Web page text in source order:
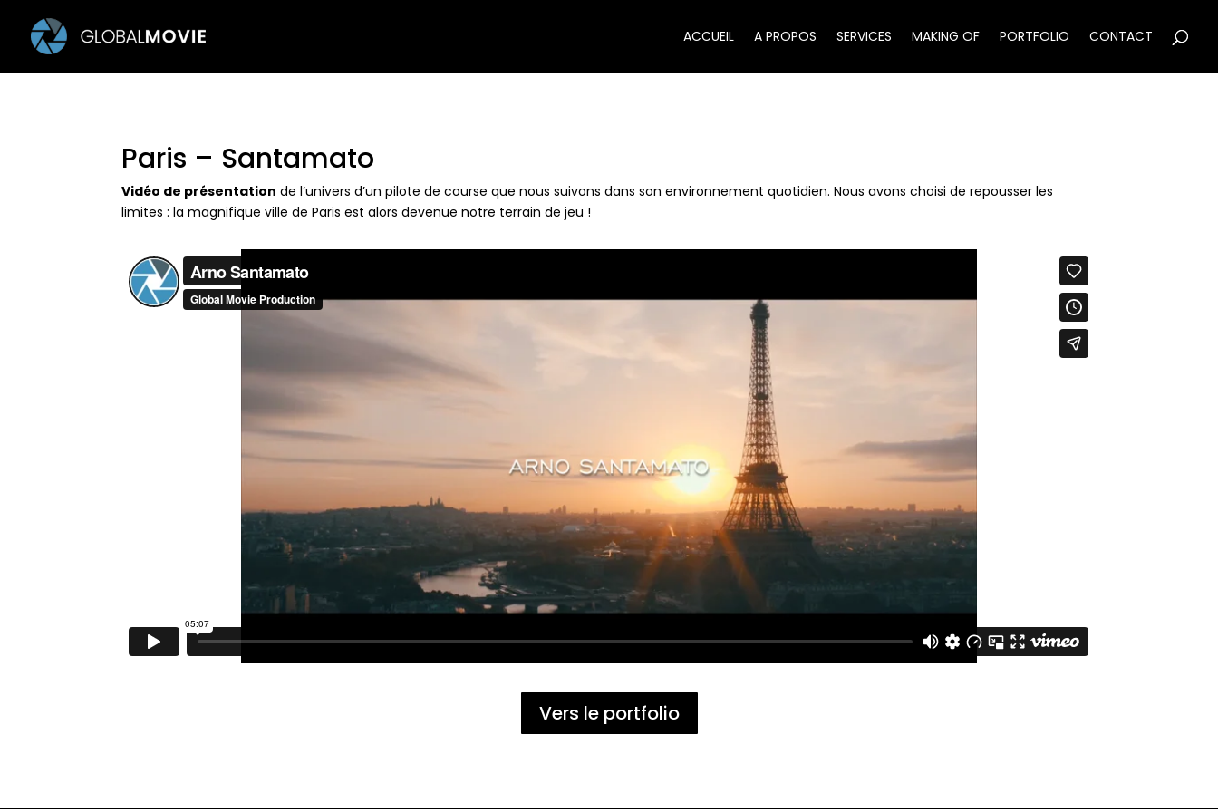
ACCUEIL A PROPOS SERVICES MAKING OF PORTFOLIO CONTACT
Paris – Santamato
Vidéo de présentation de l’univers d’un pilote de course que nous suivons dans son environnement quotidien. Nous avons choisi de repousser les
limites : la magnifique ville de Paris est alors devenue notre terrain de jeu !
Vers le portfolio